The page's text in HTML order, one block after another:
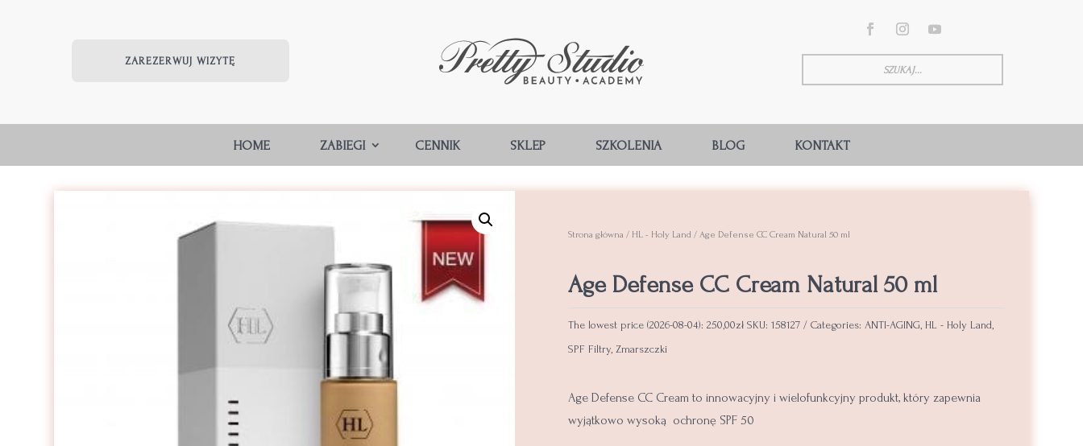
ZAREZERWUJ WIZYTĘ
HOME ZABIEGI CENNIK SKLEP SZKOLENIA BLOG KONTAKT
Strona główna / HL - Holy Land / Age Defense CC Cream Natural 50 ml
Age Defense CC Cream Natural 50 ml
The lowest price (2026-08-04):250,00zł SKU:158127 Categories: ANTI-AGING HL - Holy Land
SPF Filtry Zmarszczki
Age Defense CC Cream to innowacyjny i wielofunkcyjny produkt, który zapewnia
wyjątkowo wysoką ochronę SPF 50